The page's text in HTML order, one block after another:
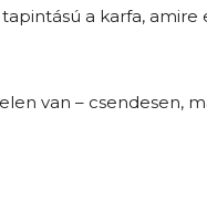
a karfa, amire
van – csendesen,